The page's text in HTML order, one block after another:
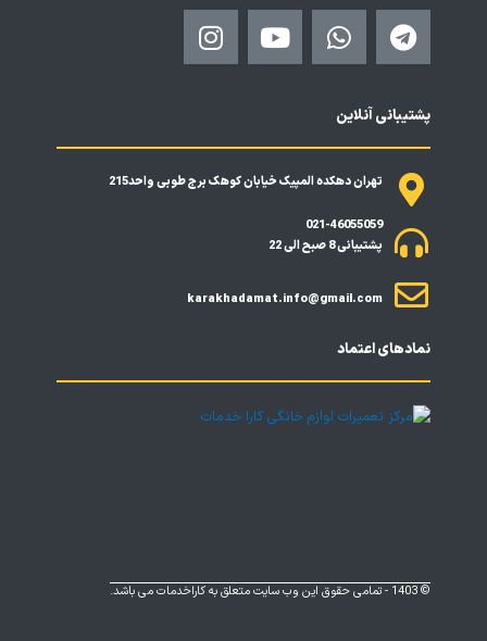
T
e
l
e
g
r
a
m
W
h
a
t
s
a
p
p
Y
o
u
b
e
I
n
s
g
r
پشتیبانی آنلاین
تهران دهکده المپیک خیابان کوهک برج طوبی واحد215
021-46055059
پشتیبانی 8 صبح الی 22
karakhadamat.info@gmail.com
نمادهای اعتماد
© 1403 - تمامی حقوق این وب سایت متعلق به کاراخدمات می باشد.